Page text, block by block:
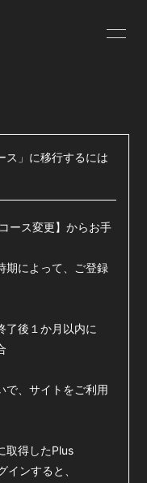
のご依頼等は
ス」に移行するには
ース変更】からお手
期によって、ご登録
後１か月以内に
で、サイトをご利用
取得したPlus
ンすると、